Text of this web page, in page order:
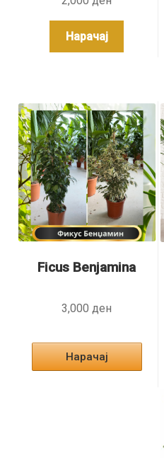
Нарачај
Ficus Benjamina
3,000ден
Нарачај
has